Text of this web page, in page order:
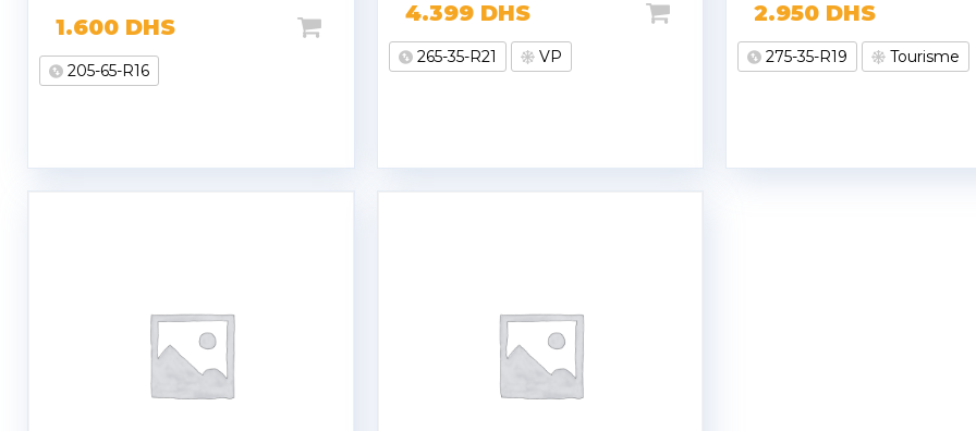
1.600 DHS
205-65-R16
4.399 DHS
265-35-R21 VP
2.950 DHS
275-35-R19 Tourisme